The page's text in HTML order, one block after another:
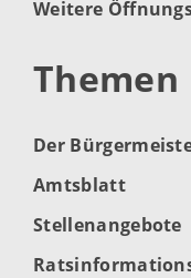
Weitere
Themen
Der
Amtsblatt
Stellenangebote